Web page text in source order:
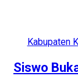
Kabupaten
Siswo